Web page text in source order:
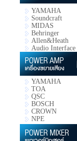
YAMAHA
Soundcraft
MIDAS
Behringer
Allen&Heath
Audio Interface
YAMAHA
TOA
QSC
BOSCH
CROWN
NPE